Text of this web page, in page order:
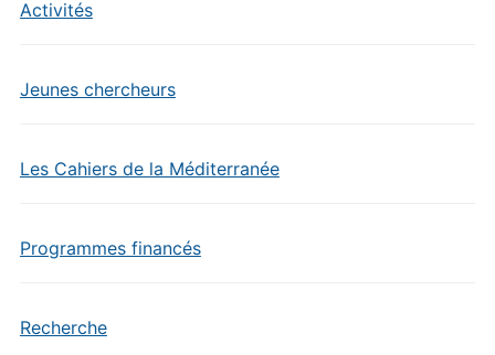
Activités
Jeunes chercheurs
Les Cahiers de la Méditerranée
Programmes financés
Recherche